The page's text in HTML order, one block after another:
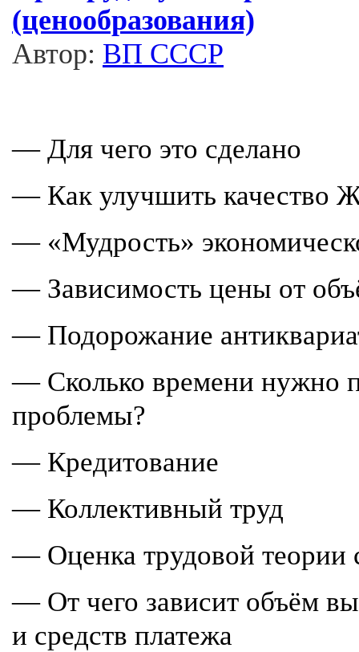
(ценообразования)
Автор: ВП СССР
— Для чего это сделано
— Как улучшить качество
— «Мудрость»
— Зависимость цены от
— Подорожание
— Сколько времени нужно
проблемы?
— Кредитование
— Коллективный труд
— Оценка трудовой теории
— От чего зависит объём
и средств платежа